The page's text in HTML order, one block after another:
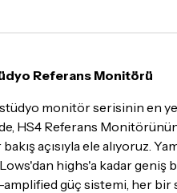
Referans Monitörü
monitör serisinin en
HS4 Referans
açısıyla ele alıyoruz.
highs'a kadar geniş
amplified güç sistemi, her bir